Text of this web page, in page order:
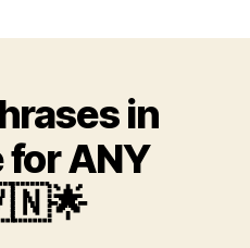
in
ANY